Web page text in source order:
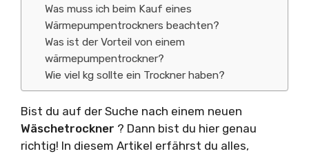
Was muss ich beim Kauf eines
Wärmepumpentrockners beachten?
Was ist der Vorteil von einem
wärmepumpentrockner?
Wie viel kg sollte ein Trockner haben?
Bist du auf der Suche nach einem neuen
Wäschetrockner ? Dann bist du hier genau
richtig! In diesem Artikel erfährst du alles,